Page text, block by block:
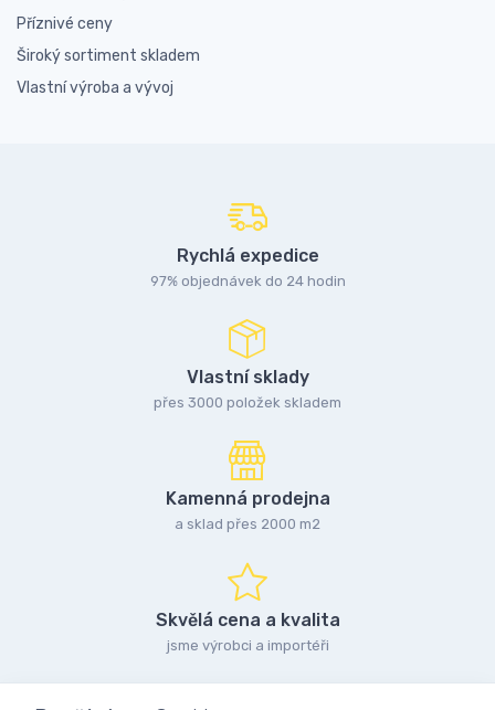
Příznivé ceny
Široký sortiment skladem
Vlastní výroba a vývoj
Rychlá expedice
97% objednávek do 24 hodin
Vlastní sklady
přes 3000 položek skladem
Kamenná prodejna
a sklad přes 2000 m2
Skvělá cena a kvalita
jsme výrobci a importéři